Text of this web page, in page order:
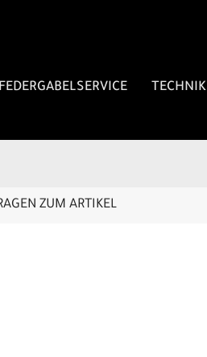
FEDERGABELSERVICE TECHNIK
ZUM ARTIKEL